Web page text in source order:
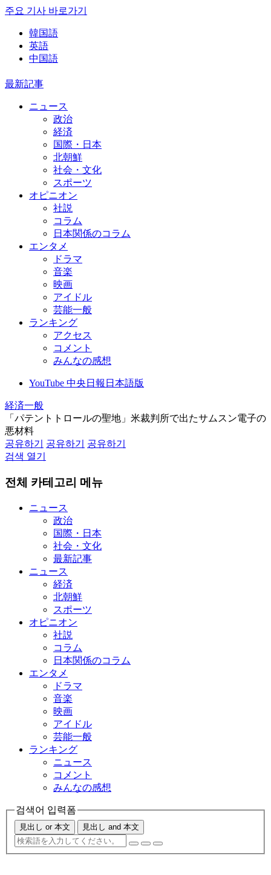
주요 기사 바로가기
韓国語
英語
中国語
最新記事
ニュース
政治
経済
国際・日本
北朝鮮
社会・文化
スポーツ
オピニオン
社説
コラム
日本関係のコラム
エンタメ
ドラマ
音楽
映画
アイドル
芸能一般
ランキング
アクセス
コメント
みんなの感想
YouTube 中央日報日本語版
経済一般
「パテントトロールの聖地」米裁判所で出たサムスン電子の
悪材料
공유하기
공유하기
공유하기
검색 열기
전체 카테고리 메뉴
ニュース
政治
国際・日本
社会・文化
最新記事
ニュース
経済
北朝鮮
スポーツ
オピニオン
社説
コラム
日本関係のコラム
エンタメ
ドラマ
音楽
映画
アイドル
芸能一般
ランキング
ニュース
コメント
みんなの感想
검색어 입력폼
見出し or 本文 見出し and 本文